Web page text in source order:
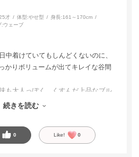
才 体型:やせ型 身長:161～170cm
:ウェーブ
中着けていてもしんどくないのに、
かりボリュームが出てキレイな谷間
も大人っぽく、くすんだ上品なブル
がします。デザインも可愛いので、
続きを読む
0 Like! 0